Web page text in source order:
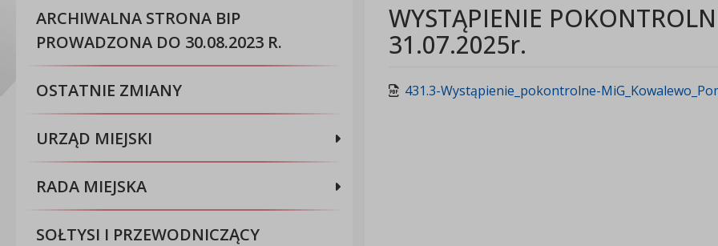
ARCHIWALNA STRONA BIP
PROWADZONA DO 30.08.2023 R.
OSTATNIE ZMIANY
URZĄD MIEJSKI
RADA MIEJSKA
SOŁTYSI I PRZEWODNICZĄCY
WYSTĄPIENIE
31.07.2025r.
431.3-Wystąpienie_pokontrolne-